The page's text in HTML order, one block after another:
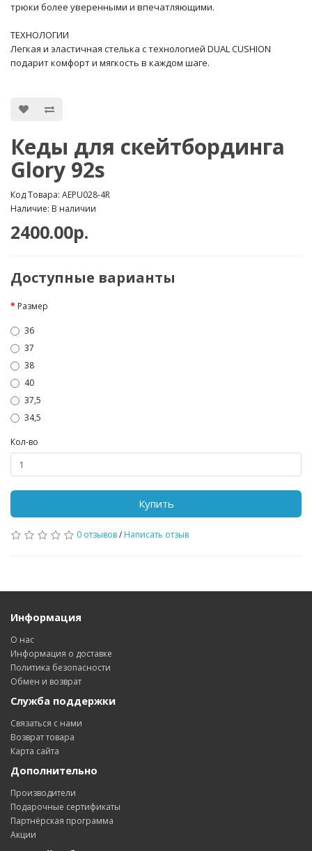
трюки более уверенными и впечатляющими.
ТЕХНОЛОГИИ
Легкая и эластичная стелька с технологией DUAL CUSHION
подарит комфорт и мягкость в каждом шаге.
Кеды для скейтбординга
Glory 92s
Код Товара: AEPU028-4R
Наличие: В наличии
2400.00р.
Доступные варианты
Размер
36
37
38
40
37,5
34,5
Кол-во
Купить
0 отзывов/ Написать отзыв
Информация
О нас
Информация о доставке
Политика безопасности
Обмен и возврат
Служба поддержки
Связаться с нами
Возврат товара
Карта сайта
Дополнительно
Производители
Подарочные сертификаты
Партнёрская программа
Акции